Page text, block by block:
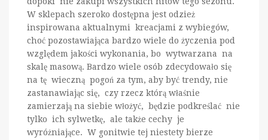
W sklepach szeroko dostępna jest odzież
inspirowana aktualnymi kreacjami z wybiegów,
choć pozostawiająca bardzo wiele do życzenia pod
względem jakości wykonania, bo wytwarzana na
skalę masową. Bardzo wiele osób zdecydowało się
na tę wieczną pogoń za tym, aby być trendy, nie
zastanawiając się, czy rzecz którą właśnie
zamierzają na siebie włożyć, będzie podkreślać nie
tylko ich sylwetkę, ale także cechy je
wyróżniające. W gonitwie tej niestety bierze